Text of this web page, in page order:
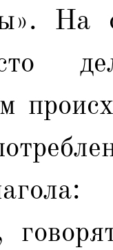
На